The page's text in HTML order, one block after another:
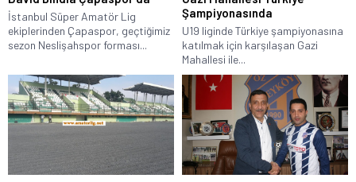
İstanbul Süper Amatör Lig
ekiplerinden Çapaspor, geçtiğimiz
sezon Neslişahspor forması...
Şampiyonasında
U19 liginde Türkiye şampiyonasına
katılmak için karşılaşan Gazi
Mahallesi ile...